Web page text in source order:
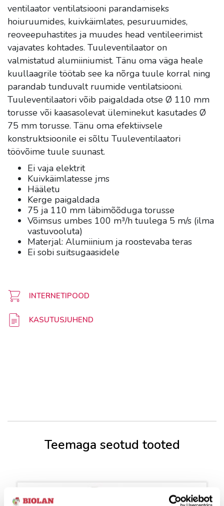
ventilaator ventilatsiooni parandamiseks
hoiuruumides, kuivkäimlates, pesuruumides,
reoveepuhastites ja muudes head ventileerimist
vajavates kohtades. Tuuleventilaator on
valmistatud alumiiniumist. Tänu oma väga heale
kuullaagrile töötab see ka nõrga tuule korral ning
parandab tunduvalt ruumide ventilatsiooni.
Tuuleventilaatori võib paigaldada otse Ø 110 mm
torusse või kaasasolevat üleminekut kasutades Ø
75 mm torusse. Tänu oma efektiivsele
konstruktsioonile ei sõltu Tuuleventilaatori
töövõime tuule suunast.
Ei vaja elektrit
Kuivkäimlatesse jms
Hääletu
Kerge paigaldada
75 ja 110 mm läbimõõduga torusse
Võimsus umbes 100 m³/h tuulega 5 m/s (ilma
vastuvooluta)
Materjal: Alumiinium ja roostevaba teras
Ei sobi suitsugaasidele
INTERNETIPOOD
KASUTUSJUHEND
Teemaga seotud tooted